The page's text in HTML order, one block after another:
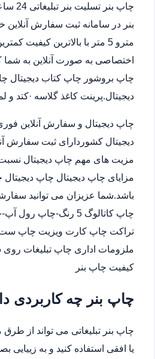
چاپ
مترو 5 متر با بالاترین
اختصاصی به صورت آنلاین به
چاپ بروشور چاپ کتاب دیجیتال
دیجیتال.پرینت کاغذ گلاسه ·‎کتد و لمینت ·‎سر برگ A4 ·‎پاپ آپ 3*4
چاپ دیجیتال و سفارش آنلاین
دیجیتال کشوردارای ثبت سفارش
مزیت های مهم چاپ دیجیتال
مزایای چاپ دیجیتال چاپ
باشد.شما عزیزان می توانید
چاپ کاتالوگ 5
تراکت چاپ کارت ویزیت چاپ ست
ملزومات اداری چاپ تبلیغات
کیفیت چاپ بنر
چاپ بنر چه کاربردی
چاپ بنر تبلیغاتی می تواند از
یا افقی استفاده کنید و به